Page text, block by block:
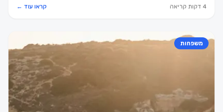
4 דקות קריאה קראו עוד ←
משפחות